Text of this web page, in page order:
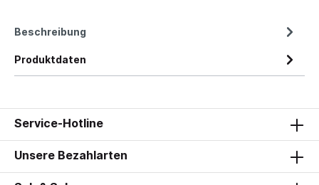
Beschreibung
Produktdaten
Service-Hotline
Unsere Bezahlarten